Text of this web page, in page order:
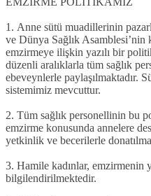
1. Anne sütü muadillerinin
ve Dünya Sağlık Asamblesi’nin
emzirmeye ilişkin yazılı bir
düzenli aralıklarla tüm sağlık
ebeveynlerle paylaşılmaktadır.
sistemimiz mevcuttur.
2. Tüm sağlık personellinin bu
emzirme konusunda annelere
yetkinlik ve becerilerle
3. Hamile kadınlar, emzirmenin
bilgilendirilmektedir.